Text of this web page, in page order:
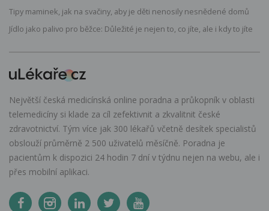
Tipy maminek, jak na svačiny, aby je děti nenosily nesnědené domů
Jídlo jako palivo pro běžce: Důležité je nejen to, co jíte, ale i kdy to jíte
Největší česká medicínská online poradna a průkopník v oblasti
telemedicíny si klade za cíl zefektivnit a zkvalitnit české
zdravotnictví. Tým více jak 300 lékařů včetně desítek specialistů
obslouží průměrně 2 500 uživatelů měsíčně. Poradna je
pacientům k dispozici 24 hodin 7 dní v týdnu nejen na webu, ale i
přes mobilní aplikaci.